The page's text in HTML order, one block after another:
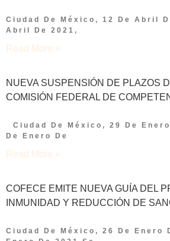
Ciudad De México, 12 De Abril
Abril De 2021,
Read More »
NUEVA SUSPENSIÓN DE PLAZOS
COMISIÓN FEDERAL DE
Ciudad De México, 29 De
De Enero De
Read More »
COFECE EMITE NUEVA GUÍA DEL
INMUNIDAD Y REDUCCIÓN DE
Ciudad De México, 26 De Enero